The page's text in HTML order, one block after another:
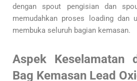
dengan spout pengisian dan
memudahkan proses loading dan
membuka seluruh bagian kemasan.
Aspek Keselamatan
Bag Kemasan Lead